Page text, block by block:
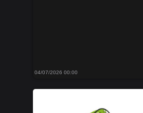
04/07/2026 00:00